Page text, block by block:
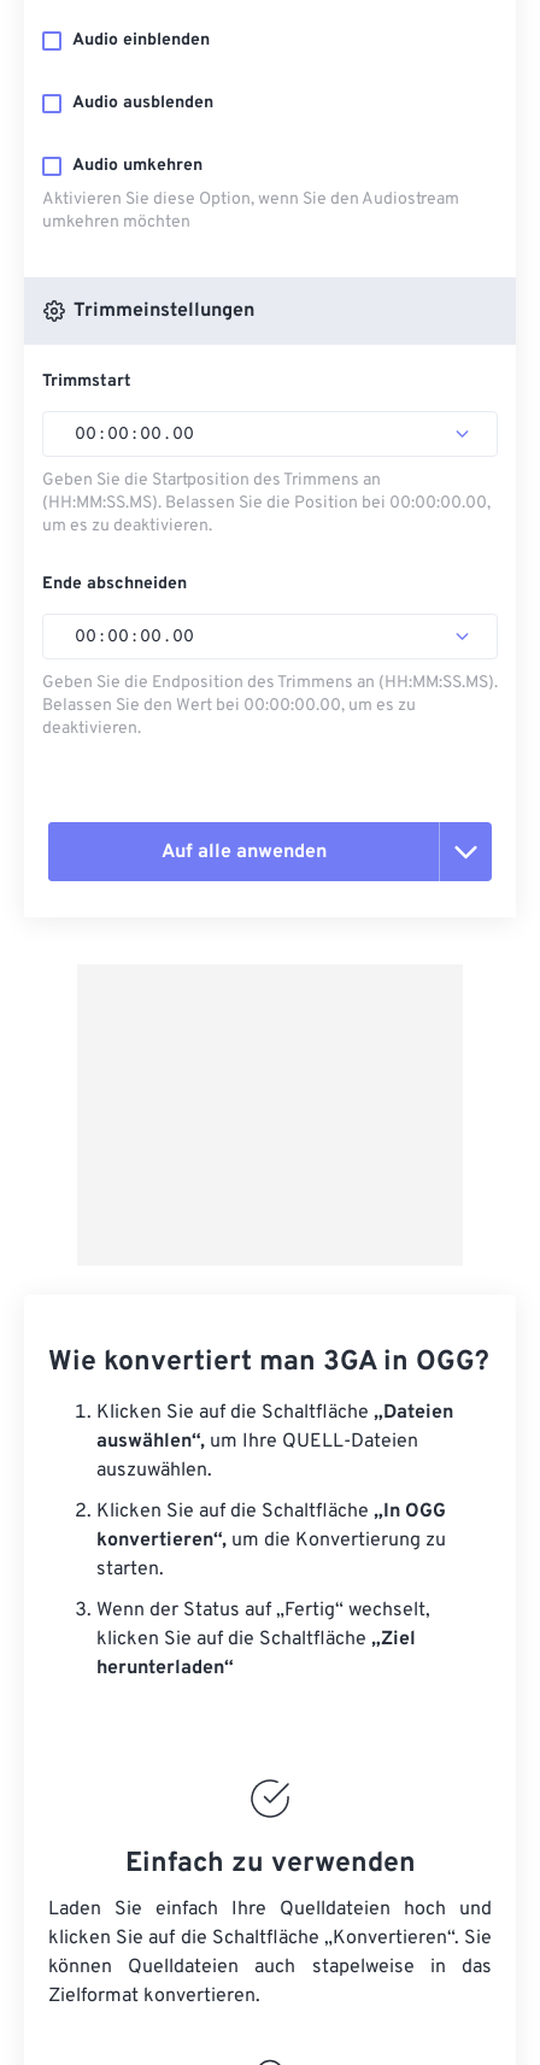
Audio einblenden
Audio ausblenden
Audio umkehren
Aktivieren Sie diese Option, wenn Sie den Audiostream
umkehren möchten
Trimmeinstellungen
Trimmstart
00 : 00 : 00 . 00
Geben Sie die Startposition des Trimmens an
(HH:MM:SS.MS). Belassen Sie die Position bei 00:00:00.00,
um es zu deaktivieren.
Ende abschneiden
00 : 00 : 00 . 00
Geben Sie die Endposition des Trimmens an (HH:MM:SS.MS).
Belassen Sie den Wert bei 00:00:00.00, um es zu
deaktivieren.
Auf alle anwenden
Wie konvertiert man 3GA in OGG?
Klicken Sie auf die Schaltfläche „Dateien
auswählen“, um Ihre QUELL-Dateien
auszuwählen.
Klicken Sie auf die Schaltfläche „In OGG
konvertieren“, um die Konvertierung zu
starten.
Wenn der Status auf „Fertig“ wechselt,
klicken Sie auf die Schaltfläche „Ziel
herunterladen“
Einfach zu verwenden
Laden Sie einfach Ihre Quelldateien hoch und
klicken Sie auf die Schaltfläche „Konvertieren“. Sie
können Quelldateien auch stapelweise in das
Zielformat konvertieren.